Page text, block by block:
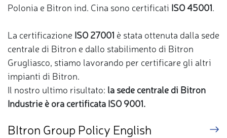
Polonia e Bitron ind. Cina sono certificati ISO 45001.
La certificazione ISO 27001 è stata ottenuta dalla sede
centrale di Bitron e dallo stabilimento di Bitron
Grugliasco, stiamo lavorando per certificare gli altri
impianti di Bitron.
Il nostro ultimo risultato: la sede centrale di Bitron
Industrie è ora certificata ISO 9001.
BItron Group Policy English